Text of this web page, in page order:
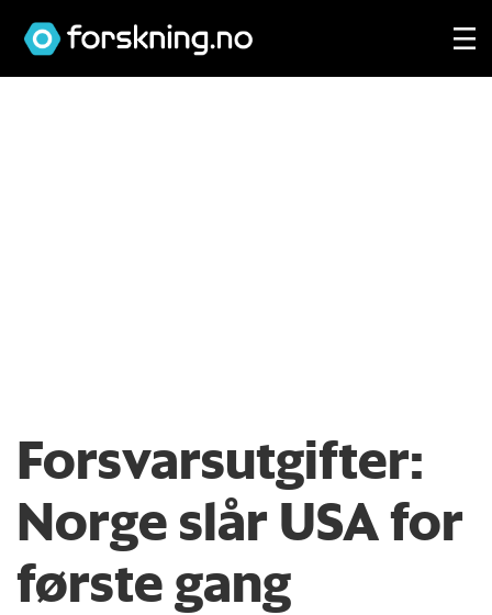
Forsvarsutgifter:
Norge slår USA for
første gang